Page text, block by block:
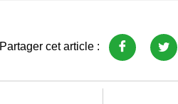
Partager cet article :